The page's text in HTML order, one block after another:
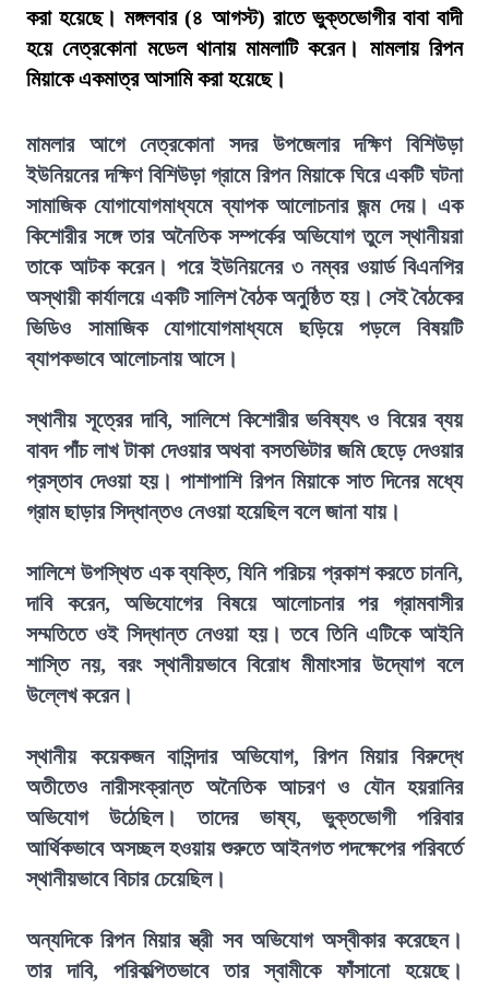
করা হয়েছে। মঙ্গলবার (৪ আগস্ট) রাতে ভুক্তভোগীর বাবা বাদী
হয়ে নেত্রকোনা মডেল থানায় মামলাটি করেন। মামলায় রিপন
মিয়াকে একমাত্র আসামি করা হয়েছে।
মামলার আগে নেত্রকোনা সদর উপজেলার দক্ষিণ বিশিউড়া
ইউনিয়নের দক্ষিণ বিশিউড়া গ্রামে রিপন মিয়াকে ঘিরে একটি ঘটনা
সামাজিক যোগাযোগমাধ্যমে ব্যাপক আলোচনার জন্ম দেয়। এক
কিশোরীর সঙ্গে তার অনৈতিক সম্পর্কের অভিযোগ তুলে স্থানীয়রা
তাকে আটক করেন। পরে ইউনিয়নের ৩ নম্বর ওয়ার্ড বিএনপির
অস্থায়ী কার্যালয়ে একটি সালিশ বৈঠক অনুষ্ঠিত হয়। সেই বৈঠকের
ভিডিও সামাজিক যোগাযোগমাধ্যমে ছড়িয়ে পড়লে বিষয়টি
ব্যাপকভাবে আলোচনায় আসে।
স্থানীয় সূত্রের দাবি, সালিশে কিশোরীর ভবিষ্যৎ ও বিয়ের ব্যয়
বাবদ পাঁচ লাখ টাকা দেওয়ার অথবা বসতভিটার জমি ছেড়ে দেওয়ার
প্রস্তাব দেওয়া হয়। পাশাপাশি রিপন মিয়াকে সাত দিনের মধ্যে
গ্রাম ছাড়ার সিদ্ধান্তও নেওয়া হয়েছিল বলে জানা যায়।
সালিশে উপস্থিত এক ব্যক্তি, যিনি পরিচয় প্রকাশ করতে চাননি,
দাবি করেন, অভিযোগের বিষয়ে আলোচনার পর গ্রামবাসীর
সম্মতিতে ওই সিদ্ধান্ত নেওয়া হয়। তবে তিনি এটিকে আইনি
শাস্তি নয়, বরং স্থানীয়ভাবে বিরোধ মীমাংসার উদ্যোগ বলে
উল্লেখ করেন।
স্থানীয় কয়েকজন বাসিন্দার অভিযোগ, রিপন মিয়ার বিরুদ্ধে
অতীতেও নারীসংক্রান্ত অনৈতিক আচরণ ও যৌন হয়রানির
অভিযোগ উঠেছিল। তাদের ভাষ্য, ভুক্তভোগী পরিবার
আর্থিকভাবে অসচ্ছল হওয়ায় শুরুতে আইনগত পদক্ষেপের পরিবর্তে
স্থানীয়ভাবে বিচার চেয়েছিল।
অন্যদিকে রিপন মিয়ার স্ত্রী সব অভিযোগ অস্বীকার করেছেন।
তার দাবি, পরিকল্পিতভাবে তার স্বামীকে ফাঁসানো হয়েছে।